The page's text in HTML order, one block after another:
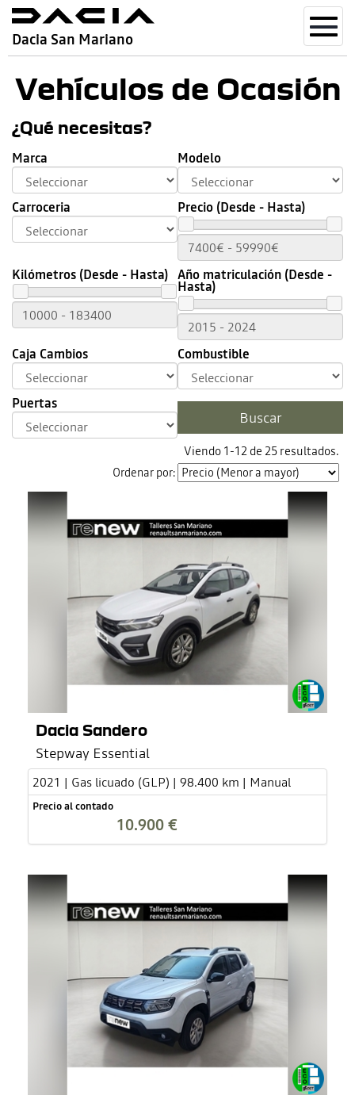
Dacia San Mariano
Vehículos de Ocasión
¿Qué necesitas?
Marca Modelo
Carroceria Precio (Desde - Hasta)
Kilómetros (Desde - Hasta) Año matriculación (Desde -
Hasta)
Caja Cambios Combustible
Puertas
Viendo 1-12 de 25 resultados.
Ordenar por:
Dacia Sandero
Stepway Essential
2021 | Gas licuado (GLP) | 98.400 km | Manual
Precio al contado
10.900 €